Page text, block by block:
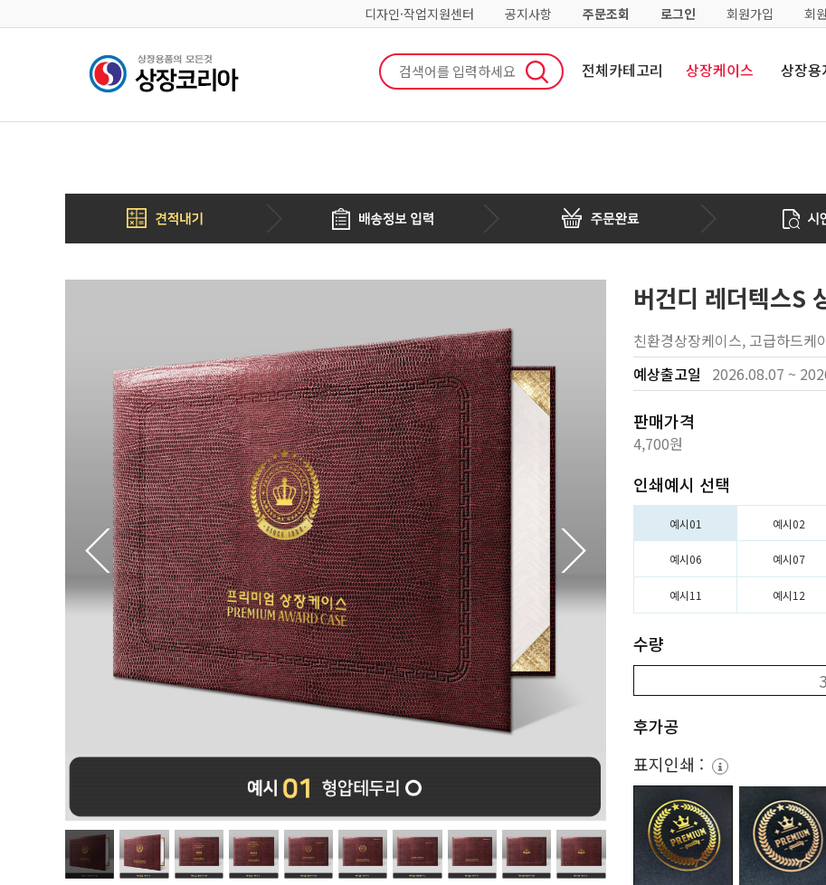
디자인·작업지원센터 공지사항 주문조회 로그인 회원가입 회
검색 전체카테고리 상장케이스 상장용
버건디 레더텍스S
친환경상장케이스, 고급하드케
예상출고일
2026.08.07 ~
판매가격
4,700원
인쇄예시 선택
예시01 예시02
예시06 예시07
예시11 예시12
수량
후가공
표지인쇄 :